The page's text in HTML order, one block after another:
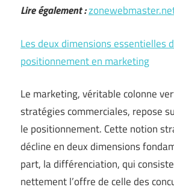
Lire également :
Les deux dimensions essentielles
positionnement en marketing
Le marketing, véritable colonne
stratégies commerciales, repose
le positionnement. Cette notion
décline en deux dimensions
part, la différenciation, qui
nettement l’offre de celle des